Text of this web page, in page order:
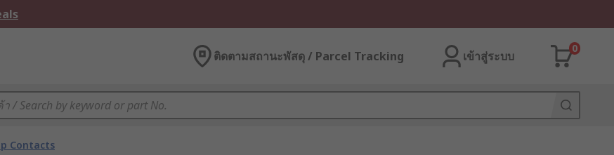
ติดตามสถานะพัสดุ / Parcel Tracking เข้าสู่ระบบ
0
Contacts